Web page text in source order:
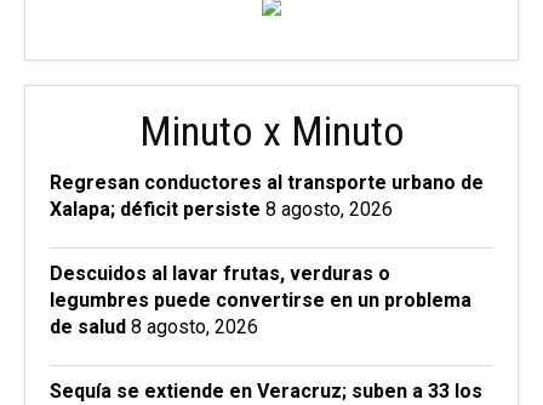
Minuto x Minuto
Regresan conductores al transporte urbano de
Xalapa; déficit persiste 8 agosto, 2026
Descuidos al lavar frutas, verduras o
legumbres puede convertirse en un problema
de salud 8 agosto, 2026
Sequía se extiende en Veracruz; suben a 33 los